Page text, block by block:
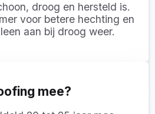
droog en hersteld is.
voor betere hechting en
aan bij droog weer.
mee?